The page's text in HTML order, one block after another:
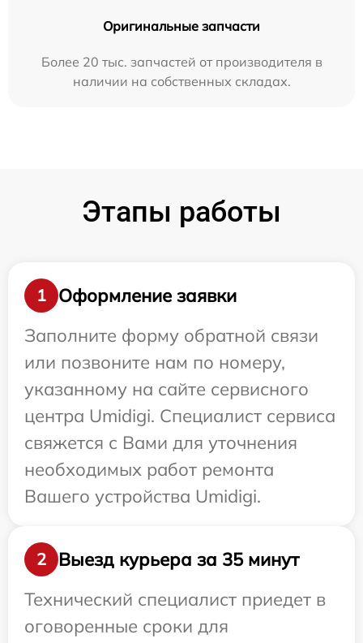
Оригинальные запчасти
Более 20 тыс. запчастей от производителя в
наличии на собственных складах.
Этапы работы
1
Оформление заявки
Заполните форму обратной связи
или позвоните нам по номеру,
указанному на сайте сервисного
центра Umidigi. Специалист сервиса
свяжется с Вами для уточнения
необходимых работ ремонта
Вашего устройства Umidigi.
2
Выезд курьера за 35 минут
Технический специалист приедет в
оговоренные сроки для